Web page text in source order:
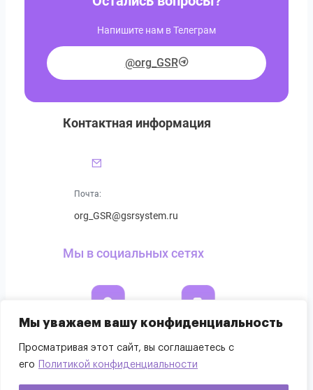
Мы уважаем вашу конфиденциальность
Просматривая этот сайт, вы соглашаетесь с
его
Политикой конфиденциальности
Напишите нам в Телеграм
@org_GSR
Контактная информация
Почта:
org_GSR@gsrsystem.ru
Мы в социальных сетях
©2025 ООО «ГСР СИСТЕМ»